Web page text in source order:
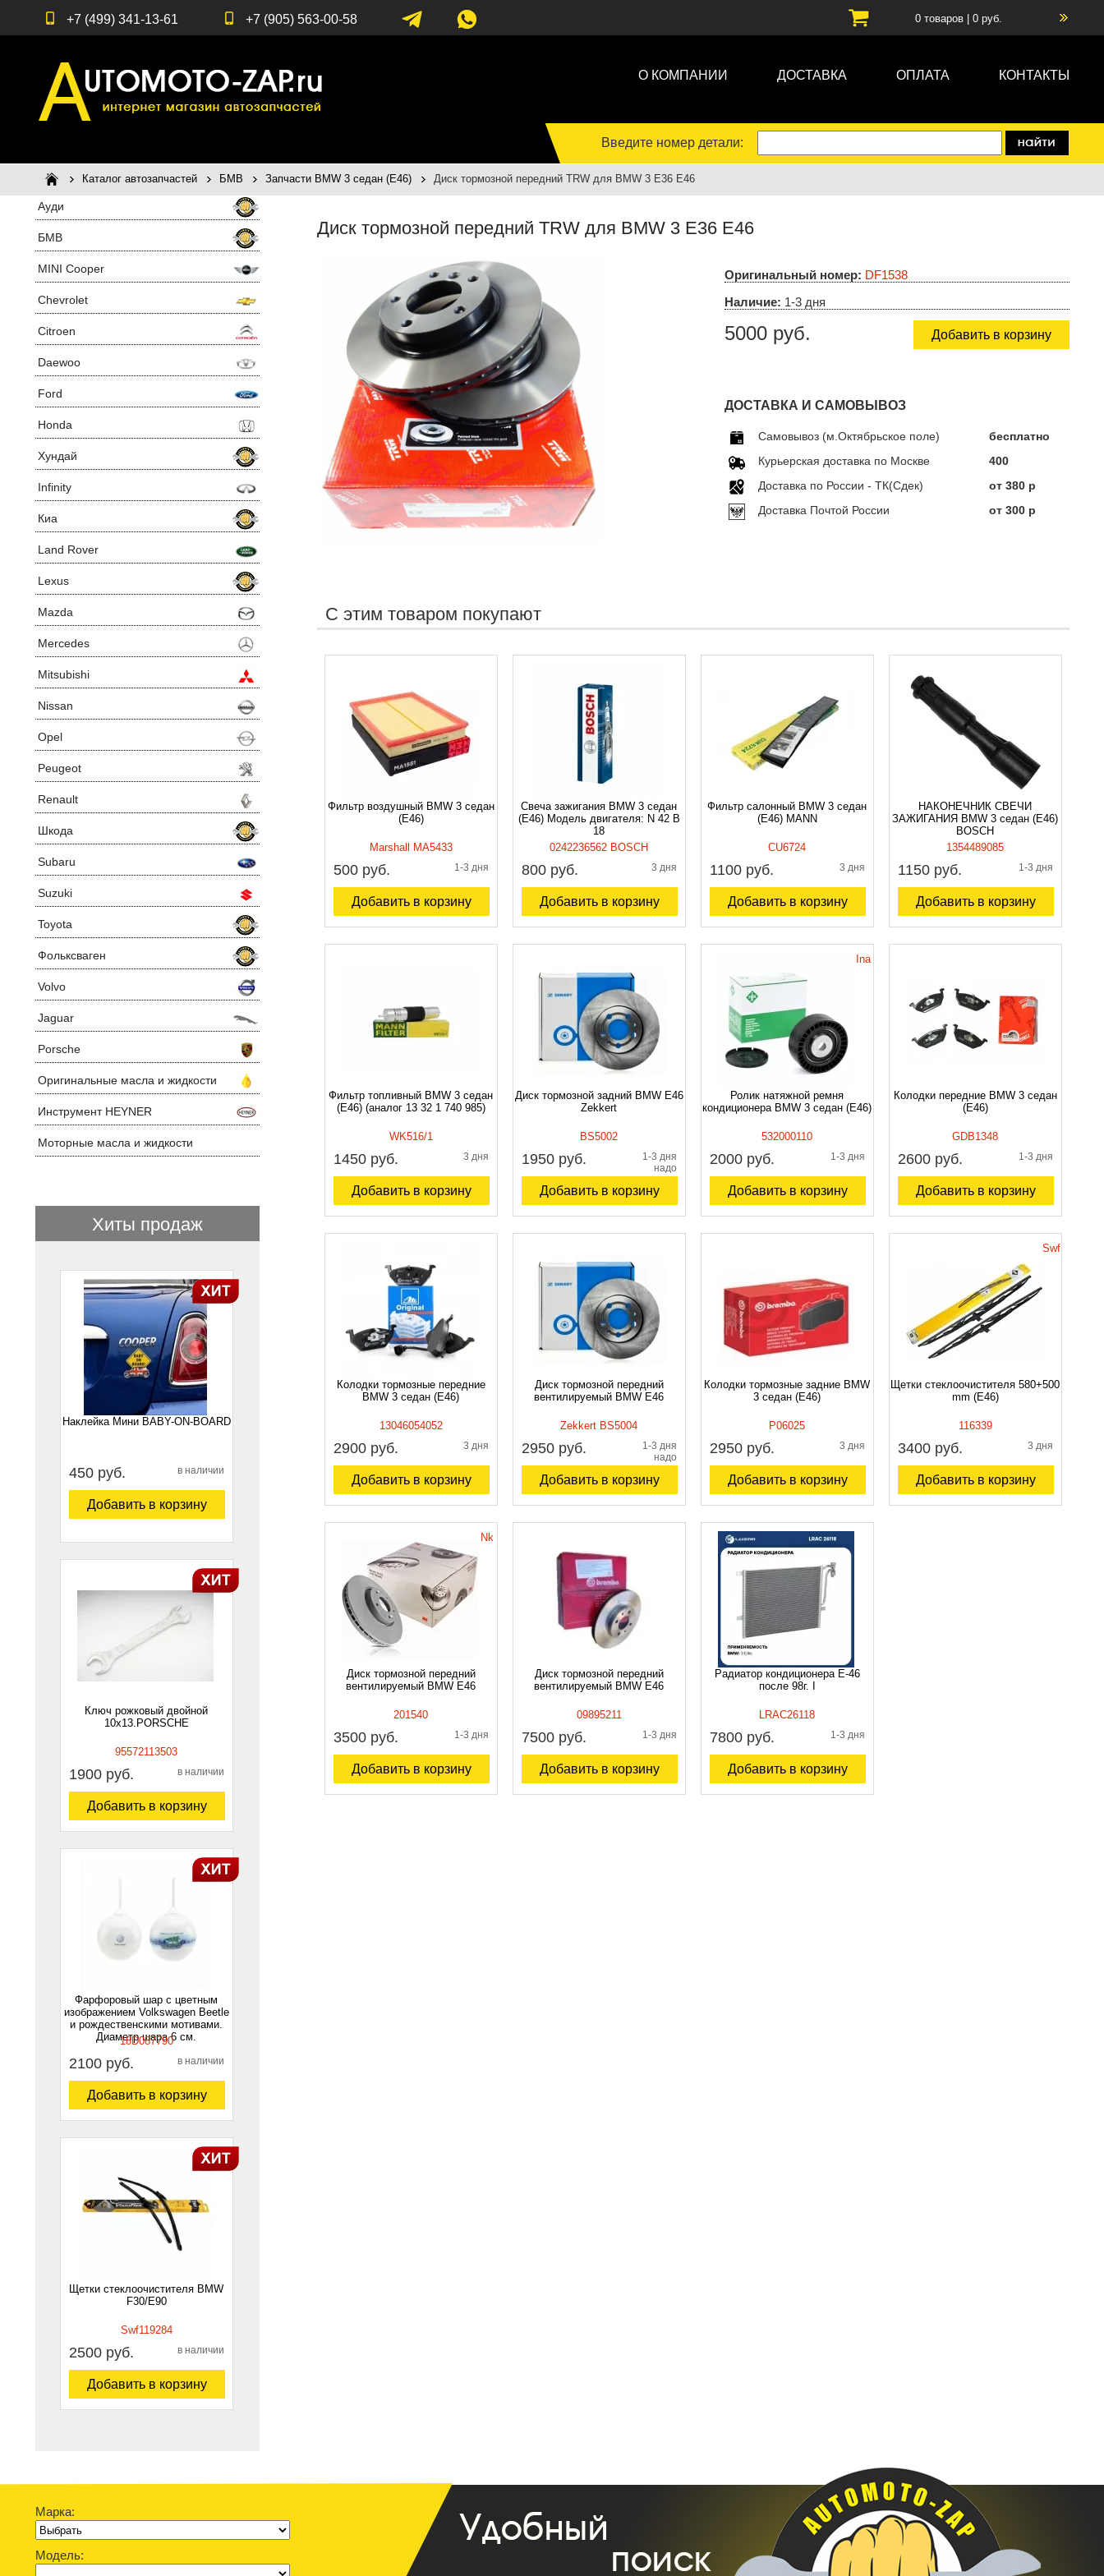
+7 (499) 341-13-61 +7 (905) 563-00-58 0товаров | 0руб.
О КОМПАНИИ ДОСТАВКА ОПЛАТА КОНТАКТЫ
Введите номер детали:
Каталог автозапчастей БМВ Запчасти BMW 3 седан (E46) Диск тормозной передний TRW для BMW 3 E36 E46
Ауди
БМВ
MINI Cooper
Chevrolet
Citroen
Daewoo
Ford
Honda
Хундай
Infinity
Киа
Land Rover
Lexus
Mazda
Mercedes
Mitsubishi
Nissan
Opel
Peugeot
Renault
Шкода
Subaru
Suzuki
Toyota
Фольксваген
Volvo
Jaguar
Porsche
Оригинальные масла и жидкости
Инструмент HEYNER
Моторные масла и жидкости
Хиты продаж
Наклейка Мини BABY-ON-BOARD
1
450 руб. в наличии
Добавить в корзину
Ключ рожковый двойной
10х13.PORSCHE
95572113503
1900 руб. в наличии
Добавить в корзину
Фарфоровый шар с цветным
изображением Volkswagen Beetle
и рождественскими мотивами.
Диаметр шара 6 см.
18D087790
2100 руб. в наличии
Добавить в корзину
Щетки стеклоочистителя BMW
F30/E90
Swf119284
2500 руб. в наличии
Добавить в корзину
Диск тормозной передний TRW для BMW 3 E36 E46
Оригинальный номер: DF1538
Наличие: 1-3 дня
5000 руб. Добавить в корзину
ДОСТАВКА И САМОВЫВОЗ
Самовывоз (м.Октябрьское поле)
бесплатно
Курьерская доставка по Москве
400
Доставка по Росcии - ТК(Сдек)
от 380 р
Доставка Почтой России
от 300 р
С этим товаром покупают
Фильтр воздушный BMW 3 седан
(E46)
Marshall MA5433
500 руб. 1-3 дня
Добавить в корзину
Свеча зажигания BMW 3 седан
(E46) Модель двигателя: N 42 B
18
0242236562 BOSCH
800 руб. 3 дня
Добавить в корзину
Фильтр салонный BMW 3 седан
(E46) MANN
CU6724
1100 руб. 3 дня
Добавить в корзину
НАКОНЕЧНИК СВЕЧИ
ЗАЖИГАНИЯ BMW 3 седан (E46)
BOSCH
1354489085
1150 руб. 1-3 дня
Добавить в корзину
Фильтр топливный BMW 3 седан
(E46) (аналог 13 32 1 740 985)
WK516/1
1450 руб. 3 дня
Добавить в корзину
Диск тормозной задний BMW E46
Zekkert
BS5002
1950 руб.
1-3 дня
надо
уточнять
Добавить в корзину
Ролик натяжной ремня
кондиционера BMW 3 седан (E46)
Ina
532000110
2000 руб. 1-3 дня
Добавить в корзину
Колодки передние BMW 3 седан
(E46)
GDB1348
2600 руб. 1-3 дня
Добавить в корзину
Колодки тормозные передние
BMW 3 седан (E46)
13046054052
2900 руб. 3 дня
Добавить в корзину
Диск тормозной передний
вентилируемый BMW E46
Zekkert BS5004
2950 руб.
1-3 дня
надо
уточнять
Добавить в корзину
Колодки тормозные задние BMW
3 седан (E46)
P06025
2950 руб. 3 дня
Добавить в корзину
Щетки стеклоочистителя 580+500
mm (E46)
Swf
116339
3400 руб. 3 дня
Добавить в корзину
Диск тормозной передний
вентилируемый BMW Е46
Nk
201540
3500 руб. 1-3 дня
Добавить в корзину
Диск тормозной передний
вентилируемый BMW E46
09895211
7500 руб. 1-3 дня
Добавить в корзину
Радиатор кондиционера Е-46
после 98г. I
LRAC26118
7800 руб. 1-3 дня
Добавить в корзину
Марка:
Модель: